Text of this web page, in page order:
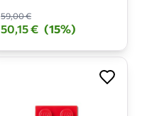
59,00 €
50,15 € (15%)